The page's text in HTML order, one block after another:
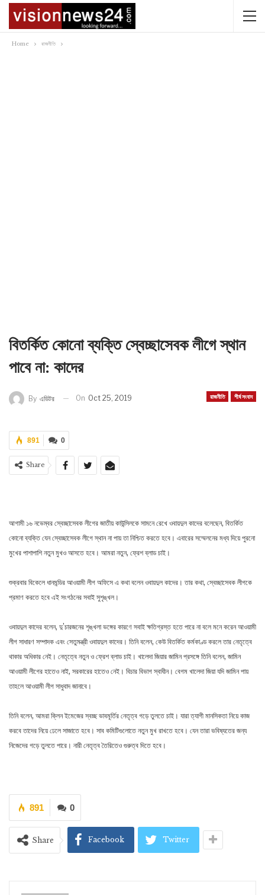
Home রাজনীতি
বিতর্কিত কোনো ব্যক্তি স্বেচ্ছাসেবক লীগে স্থান
পাবে না: কাদের
রাজনীতি শীর্ষ সংবাদ
By এডিটর On Oct 25, 2019
0
891
Share
আগামী ১৬ নভেম্বর স্বেচ্ছাসেবক লীগের জাতীয় কাউন্সিলকে সামনে রেখে ওবায়দুল কাদের বলেছেন, বিতর্কিত
কোনো ব্যক্তি যেন স্বেচ্ছাসেবক লীগে স্থান না পায় তা নিশ্চিত করতে হবে। এবারের সম্মেলনের মধ্য দিয়ে পুরনো
মুখের পাশাপাশি নতুন মুখও আসতে হবে। আমরা নতুন, ফ্রেশ ব্লাড চাই।
শুক্রবার বিকেলে ধানমন্ডির আওয়ামী লীগ অফিসে এ কথা বলেন ওবায়দুল কাদের। তার কথা, স্বেচ্ছাসেবক লীগকে
প্রমাণ করতে হবে এই সংগঠনের সবাই সুশৃঙ্খল।
ওবায়দুল কাদের বলেন, দু’চারজনের শৃঙ্খলা ভঙ্গের কারণে সবাই ক্ষতিগ্রস্ত হতে পারে না বলে মনে করেন আওয়ামী
লীগ সাধারণ সম্পাদক এবং সেতুমন্ত্রী ওবায়দুল কাদের। তিনি বলেন, কেউ বিতর্কিত কর্মকাণ্ড করলে তার নেতৃত্বে
থাকার অধিকার নেই। নেতৃত্বে নতুন ও ফ্রেশ ব্লাড চাই। খালেদা জিয়ার জামিন প্রসঙ্গে তিনি বলেন, জামিন
আওয়ামী লীগের হাতেও নাই, সরকারের হাতেও নেই। বিচার বিভাগ স্বাধীন। বেগম খালেদা জিয়া যদি জামিন পায়
তাহলে আওয়ামী লীগ সাধুবাদ জানাবে।
তিনি বলেন, আমরা ক্লিন ইমেজের স্বচ্ছ ভাবমূর্তির নেতৃত্ব গড়ে তুলতে চাই। যারা ত্যাগী মানসিকতা নিয়ে কাজ
করবে তাদের নিয়ে ঢেলে সাজাতে হবে। সাব কমিটিগুলোতে নতুন মুখ রাখতে হবে। যেন তারা ভবিষ্যতের জন্য
নিজেদের গড়ে তুলতে পারে। নারী নেতৃত্ব তৈরিতেও গুরুত্ব দিতে হবে।
0
891
Share Facebook Twitter